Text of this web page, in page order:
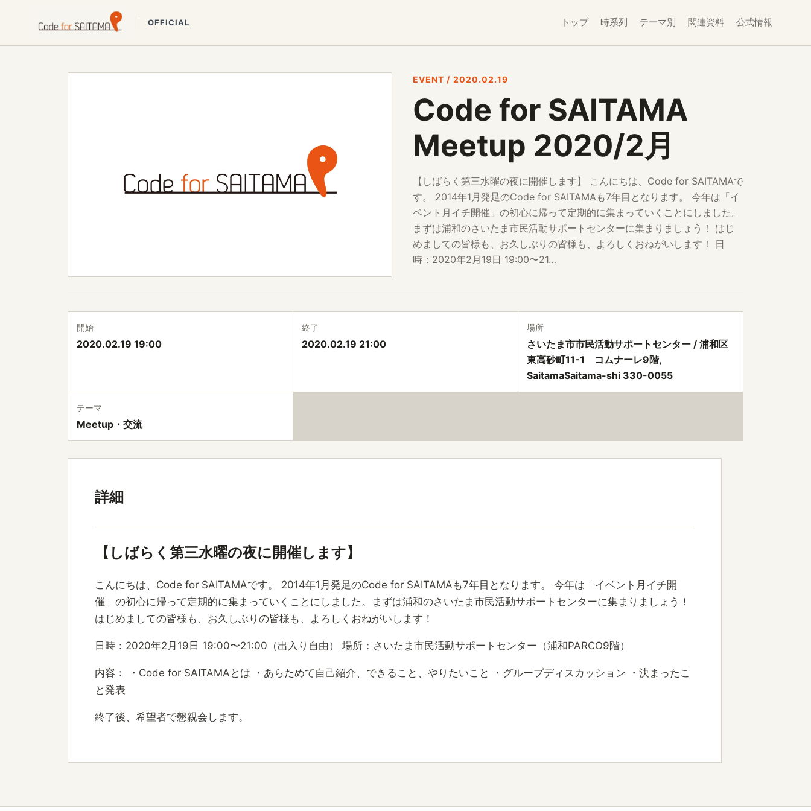
OFFICIAL トップ 時系列 テーマ別 関連資料 公式情報
EVENT / 2020.02.19
Code for SAITAMA
Meetup 2020/2月
【しばらく第三水曜の夜に開催します】 こんにちは、Code for SAITAMAで
す。 2014年1月発足のCode for SAITAMAも7年目となります。 今年は「イ
ベント月イチ開催」の初心に帰って定期的に集まっていくことにしました。
まずは浦和のさいたま市民活動サポートセンターに集まりましょう！ はじ
めましての皆様も、お久しぶりの皆様も、よろしくおねがいします！ 日
時：2020年2月19日 19:00〜21…
開始
2020.02.19 19:00
終了
2020.02.19 21:00
場所
さいたま市市民活動サポートセンター / 浦和区
東高砂町11-1 コムナーレ9階,
SaitamaSaitama-shi 330-0055
テーマ
Meetup・交流
詳細
【しばらく第三水曜の夜に開催します】
こんにちは、Code for SAITAMAです。 2014年1月発足のCode for SAITAMAも7年目となります。 今年は「イベント月イチ開
催」の初心に帰って定期的に集まっていくことにしました。まずは浦和のさいたま市民活動サポートセンターに集まりましょう！
はじめましての皆様も、お久しぶりの皆様も、よろしくおねがいします！
日時：2020年2月19日 19:00〜21:00（出入り自由） 場所：さいたま市民活動サポートセンター（浦和PARCO9階）
内容： ・Code for SAITAMAとは ・あらためて自己紹介、できること、やりたいこと ・グループディスカッション ・決まったこ
と発表
終了後、希望者で懇親会します。